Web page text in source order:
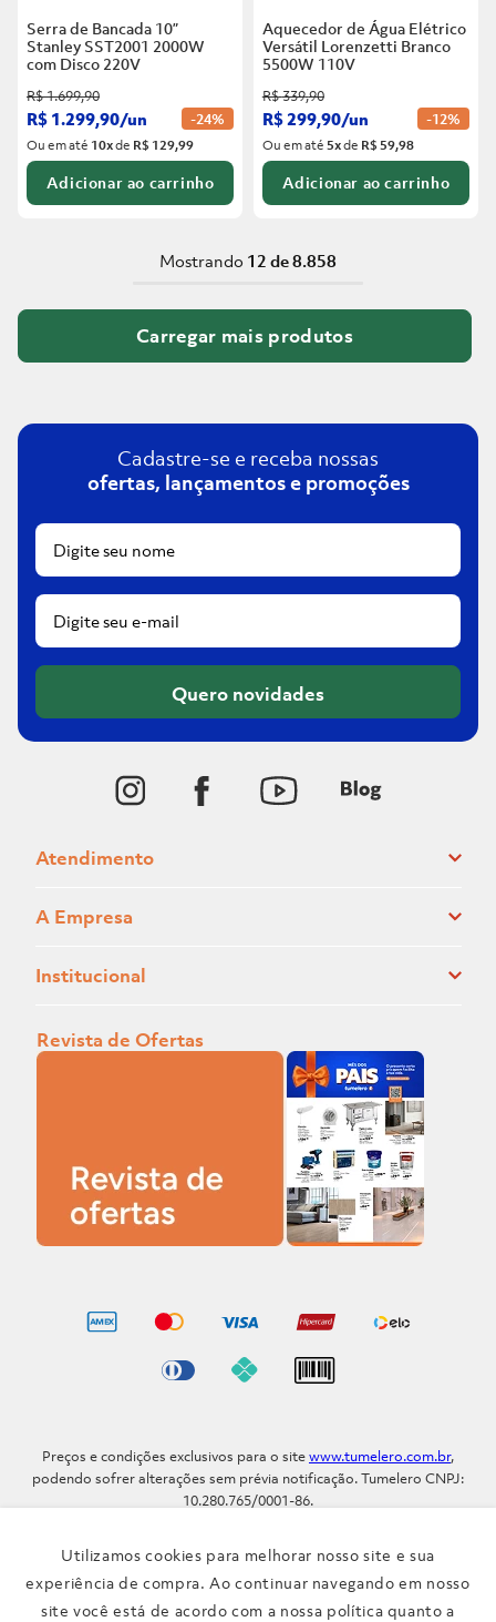
Utilizamos cookies para melhorar nosso site e sua
experiência de compra. Ao continuar navegando em nosso
site você está de acordo com a nossa política quanto a
Serra de Bancada 10”
Stanley SST2001 2000W
com Disco 220V
R$1.699,90
R$ 1.299,90/un -24%
Ou em até 10xde R$ 129,99
Adicionar ao carrinho
Aquecedor de Água Elétrico
Versátil Lorenzetti Branco
5500W 110V
R$339,90
R$299,90/un -12%
Ou em até5xde R$ 59,98
Adicionar ao carrinho
Mostrando 12 de 8.858
Cadastre-se e receba nossas
ofertas, lançamentos e promoções
Quero novidades
Atendimento
A Empresa
Institucional
Revista de Ofertas
Preços e condições exclusivos para o sitewww.tumelero.com.br,
podendo sofrer alterações sem prévia notificação. Tumelero CNPJ:
10.280.765/0001-86.
91.110-001
Telefone: (51) 3371-9290